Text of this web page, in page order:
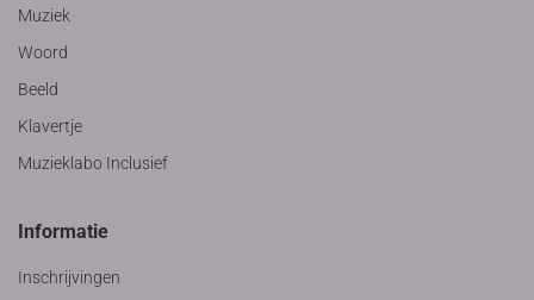
Muziek
Woord
Beeld
Klavertje
Muzieklabo Inclusief
Informatie
Inschrijvingen